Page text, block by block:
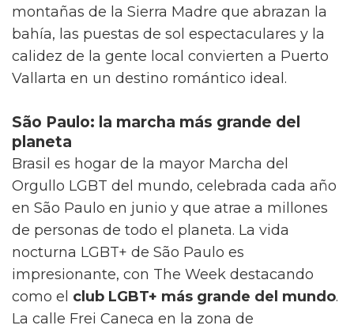
montañas de la Sierra Madre que abrazan la
bahía, las puestas de sol espectaculares y la
calidez de la gente local convierten a Puerto
Vallarta en un destino romántico ideal.
São Paulo: la marcha más grande del
planeta
Brasil es hogar de la mayor Marcha del
Orgullo LGBT del mundo, celebrada cada año
en São Paulo en junio y que atrae a millones
de personas de todo el planeta. La vida
nocturna LGBT+ de São Paulo es
impresionante, con The Week destacando
como el club LGBT+ más grande del mundo.
La calle Frei Caneca en la zona de